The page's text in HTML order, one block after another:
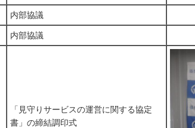
内部協議
内部協議
「見守りサービスの運営に関する協定
書」の締結調印式